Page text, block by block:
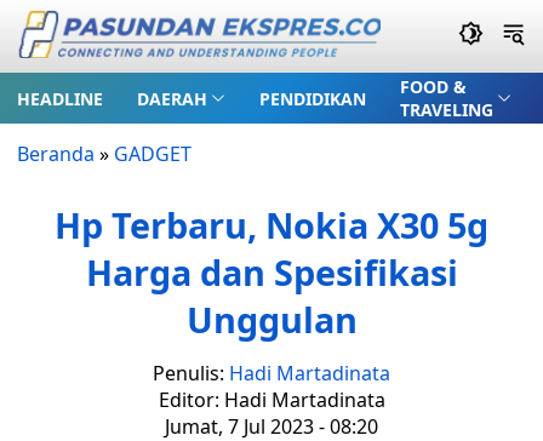
HEADLINE DAERAH PENDIDIKAN
FOOD &
TRAVELING
Beranda » GADGET
Hp Terbaru, Nokia X30 5g
Harga dan Spesifikasi
Unggulan
Penulis: Hadi Martadinata
Editor: Hadi Martadinata
Jumat, 7 Jul 2023 - 08:20